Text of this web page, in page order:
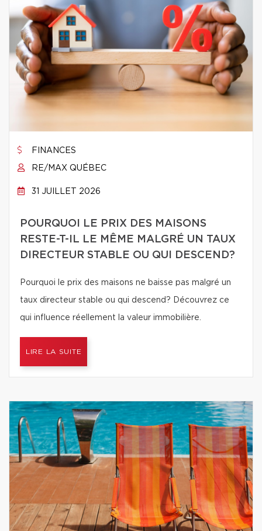
FINANCES
RE/MAX QUÉBEC
31 JUILLET 2026
POURQUOI LE PRIX DES MAISONS
RESTE-T-IL LE MÊME MALGRÉ UN TAUX
DIRECTEUR STABLE OU QUI DESCEND?
Pourquoi le prix des maisons ne baisse pas malgré un
taux directeur stable ou qui descend? Découvrez ce
qui influence réellement la valeur immobilière.
LIRE LA SUITE